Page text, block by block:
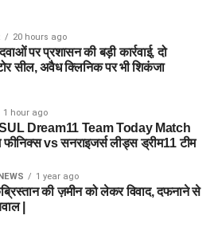
पैकेज
से आयकर (Income Tax) से मुक्त
अन्य वित्तीय लाभ
की सामाजिक और वित्तीय सुरक्षा का पूरा
सेवा अवधि के दौरान अग्निवीरों को ₹48
कवर मिलता है।
पर:
20 hours ago
पर प्रशासन की बड़ी कार्रवाई, दो
सील, अवैध क्लिनिक पर भी शिकंजा
1 hour ago
Dream11 Team Today Match
फीनिक्स vs सनराइजर्स लीड्स ड्रीम11 टीम
1 year ago
की ज़मीन को लेकर विवाद, दफनाने से
|